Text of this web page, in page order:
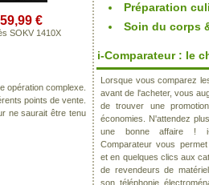
€
SOKV 1410X
opération complexe.
points de vente.
ne saurait être tenu
Préparation
Soin du corps
i-Comparateur : le
Lorsque vous comparez
avant de l'acheter, vous
de trouver une
économies. N'attendez
une bonne affaire !
Comparateur vous
et en quelques clics aux
de revendeurs de
son, téléphonie,